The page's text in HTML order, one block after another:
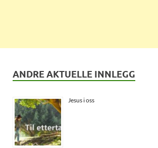
ANDRE AKTUELLE INNLEGG
Jesus i oss